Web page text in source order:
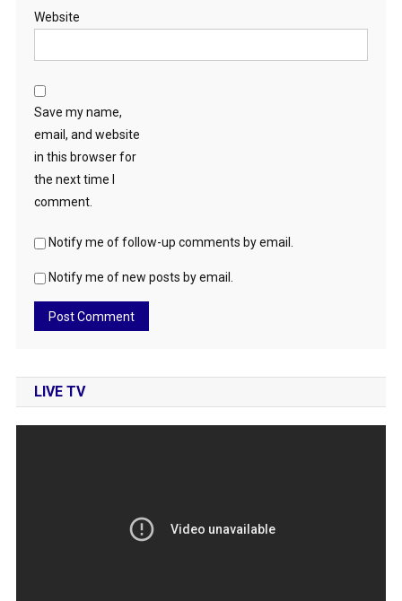
Website
Save my name,
email, and website
in this browser for
the next time I
comment.
Notify me of follow-up comments by email.
Notify me of new posts by email.
LIVE TV